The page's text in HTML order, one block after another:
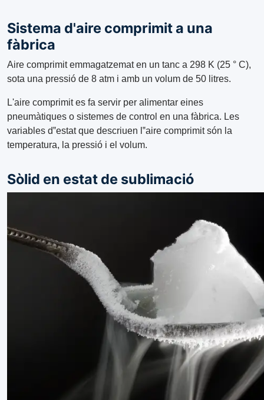
Sistema d'aire comprimit a una
fàbrica
Aire comprimit emmagatzemat en un tanc a 298 K (25 ° C),
sota una pressió de 8 atm i amb un volum de 50 litres.
L'aire comprimit es fa servir per alimentar eines
pneumàtiques o sistemes de control en una fàbrica. Les
variables d‟estat que descriuen l‟aire comprimit són la
temperatura, la pressió i el volum.
Sòlid en estat de sublimació